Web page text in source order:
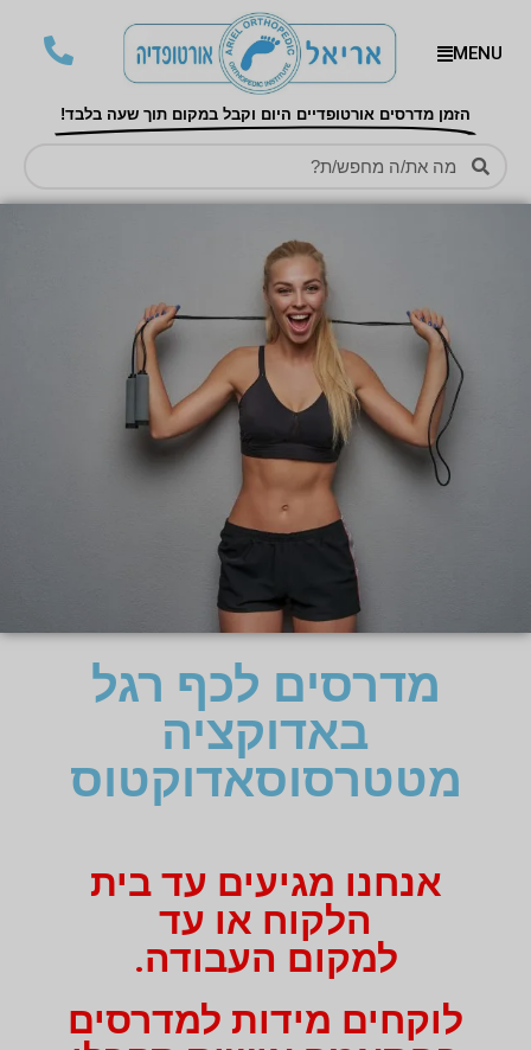
MENU
הזמן מדרסים אורטופדיים היום וקבל במקום תוך שעה בלבד!
מדרסים לכף רגל
באדוקציה
מטטרסוסאדוקטוס
אנחנו מגיעים עד בית
הלקוח או עד
למקום העבודה.
לוקחים מידות למדרסים